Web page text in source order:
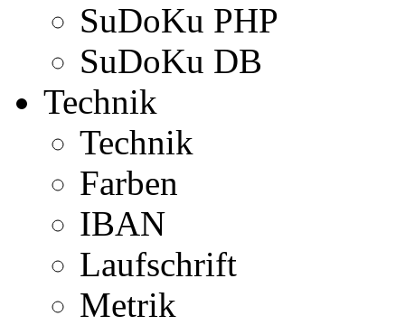
SuDoKu PHP
SuDoKu DB
Technik
Technik
Farben
IBAN
Laufschrift
Metrik